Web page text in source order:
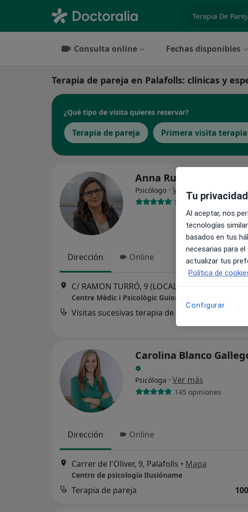
Consulta online Fechas disponibles
Terapia de pareja en Palafolls: clínicas y
¿Qué tipo de visita quieres reservar?
Terapia de pareja Primera visita
Anna Ruiz Lopez
Psicólogo · Ver más
59 opiniones
Dirección Online
C/ RAMON TURRÓ, 9 (LOCAL2), Palafolls
Centre Mèdic i Psicològic Guiomar
Visitas sucesivas terapia de pareja
Carolina Blanco
Psicóloga · Ver más
145 opiniones
Dirección Online
Carrer de l'Oliver, 9, Palafolls • Mapa
Centro de psicología Ilusióname
Terapia de pareja
Tu
Al aceptar, nos
tecnologías
basados en tus
necesarias para
actualizar tus
Política de
Configurar